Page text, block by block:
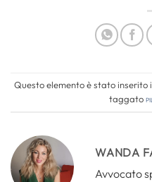
Questo elemento è stato inserito
taggato
WANDA
Avvocato